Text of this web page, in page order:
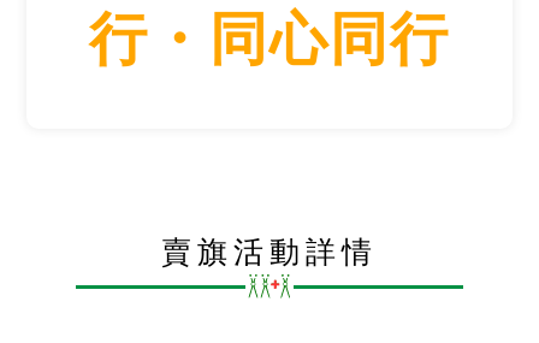
行・同心同行
賣旗活動詳情